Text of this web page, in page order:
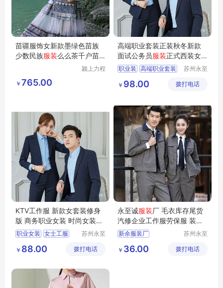
苗疆服饰女新款墨绿色苗族
少数民族服装么么茶千户苗
颍上力程
￥ 765.00
高端职业套装正装秋冬新款
面试公务员服装正式西装女
工作装
职业装 高端职业套装
女工作装 正式西装
苏州永至
限公司
￥ 98.00 拨打电话
KTV工作服 新款女套装修身
版 商务职业女装 时尚女装西
装外套
职业女装 女士工服
夏季工作服
苏州永至
限公司
￥ 88.00 拨打电话
永至诚服装厂 毛衣库存尾货
汽修企业工作服劳保服 装定
制刺绣
新余服装厂
苏州永至
限公司
￥ 36.00 拨打电话